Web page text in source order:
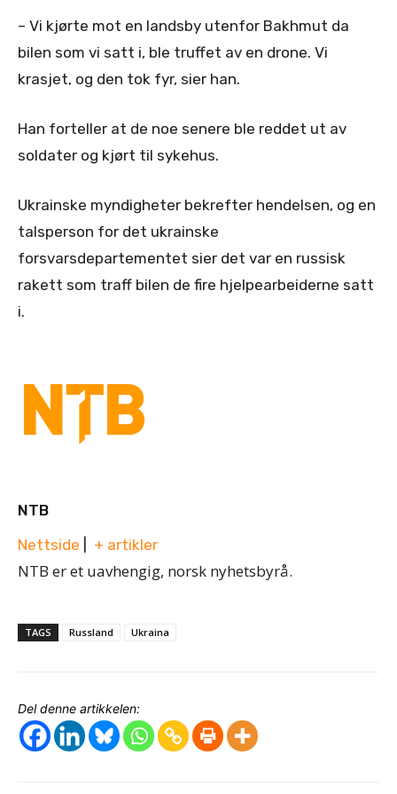
– Vi kjørte mot en landsby utenfor Bakhmut da
bilen som vi satt i, ble truffet av en drone. Vi
krasjet, og den tok fyr, sier han.
Han forteller at de noe senere ble reddet ut av
soldater og kjørt til sykehus.
Ukrainske myndigheter bekrefter hendelsen, og en
talsperson for det ukrainske
forsvarsdepartementet sier det var en russisk
rakett som traff bilen de fire hjelpearbeiderne satt
i.
NTB
Nettside
+ artikler
NTB er et uavhengig, norsk nyhetsbyrå.
TAGS Russland Ukraina
Del denne artikkelen: